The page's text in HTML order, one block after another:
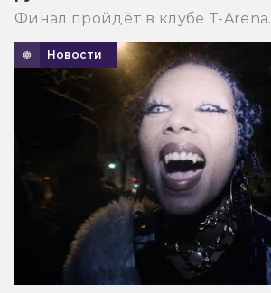
Финал пройдёт в клубе T-Arena.
Новости